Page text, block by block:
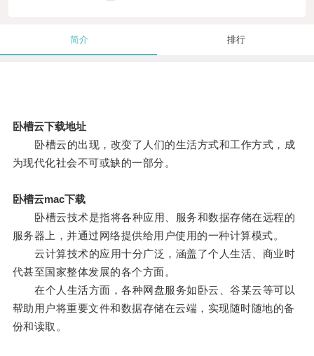
简介 排行
卧槽云下载地址
卧槽云的出现，改变了人们的生活方式和工作方式，成
为现代化社会不可或缺的一部分。
卧槽云mac下载
卧槽云技术是指将各种应用、服务和数据存储在远程的
服务器上，并通过网络提供给用户使用的一种计算模式。
云计算技术的应用十分广泛，涵盖了个人生活、商业时
代甚至国家整体发展的各个方面。
在个人生活方面，各种网盘服务如卧云、谷某云等可以
帮助用户将重要文件和数据存储在云端，实现随时随地的备
份和读取。